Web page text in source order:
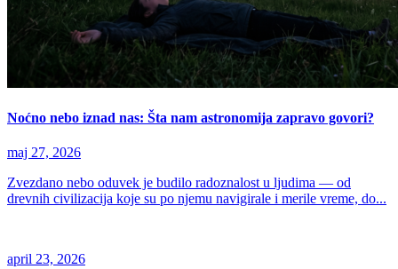
Noćno nebo iznad nas: Šta nam astronomija zapravo govori?
maj 27, 2026
Zvezdano nebo oduvek je budilo radoznalost u ljudima — od
drevnih civilizacija koje su po njemu navigirale i merile vreme, do...
april 23, 2026